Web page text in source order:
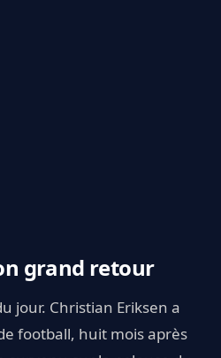
grand retour
jour. Christian Eriksen a
football, huit mois après